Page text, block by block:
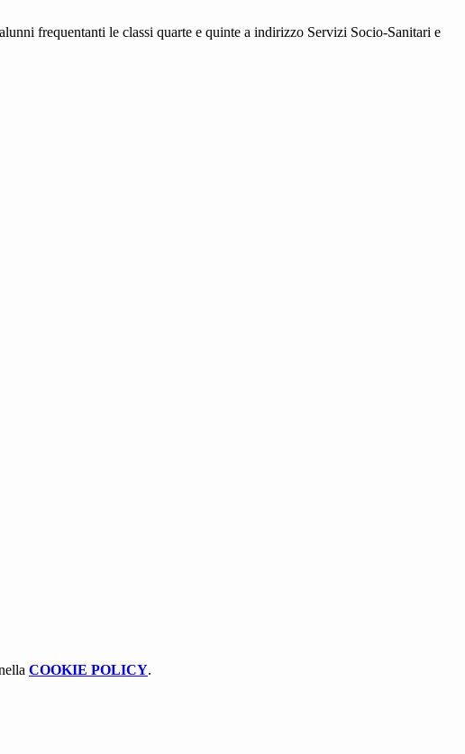
frequentanti le classi quarte e quinte a indirizzo Servizi Socio-Sanitari e
COOKIE POLICY.